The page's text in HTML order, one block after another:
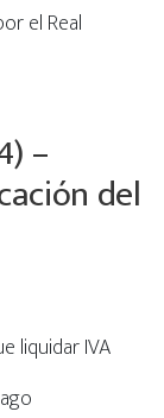
el Real
–
del
liquidar IVA